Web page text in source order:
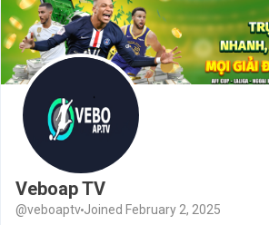
Veboap TV
@veboaptv Joined February 2, 2025